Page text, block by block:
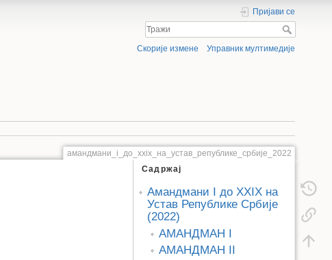
Пријави се
Скорије измене Управник мултимедије
амандмани_i_до_xxix_на_устав_републике_србије_2022
Садржај
Амандмани I до XXIX на
Устав Републике Србије
(2022)
АМАНДМАН I
АМАНДМАН II